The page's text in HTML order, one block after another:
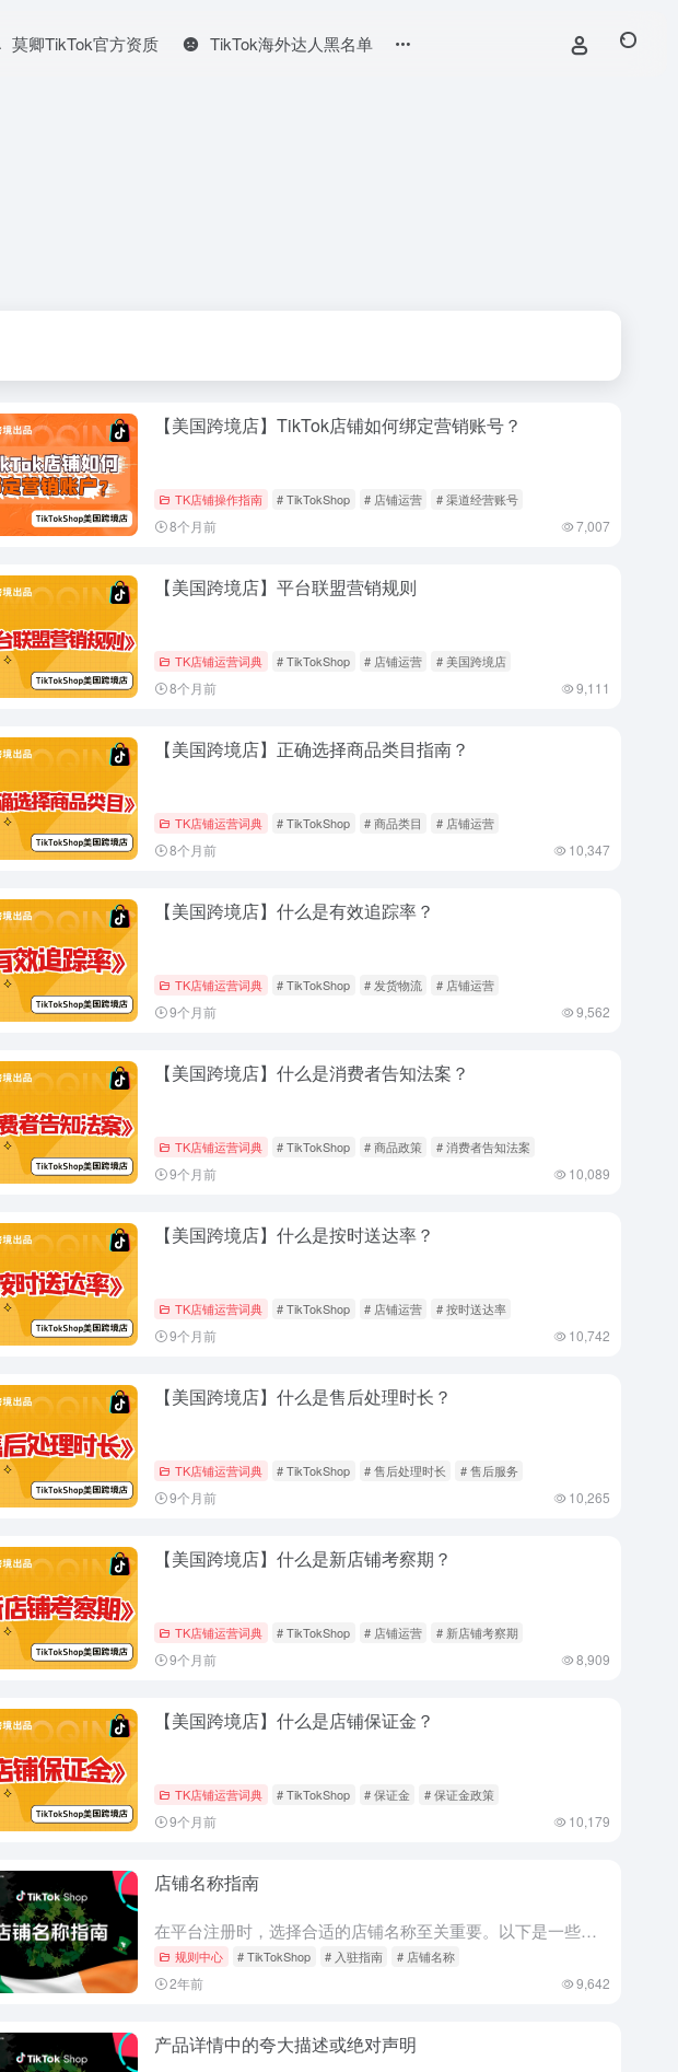
莫卿TikTok官方资质 TikTok海外达人黑名单
【美国跨境店】TikTok店铺如何绑定营销账号？
TK店铺操作指南 # TikTokShop # 店铺运营 # 渠道经营账号
8个月前 7,007
【美国跨境店】平台联盟营销规则
TK店铺运营词典 # TikTokShop # 店铺运营 # 美国跨境店
8个月前 9,111
【美国跨境店】正确选择商品类目指南？
TK店铺运营词典 # TikTokShop # 商品类目 # 店铺运营
8个月前 10,347
【美国跨境店】什么是有效追踪率？
TK店铺运营词典 # TikTokShop # 发货物流 # 店铺运营
9个月前 9,562
【美国跨境店】什么是消费者告知法案？
TK店铺运营词典 # TikTokShop # 商品政策 # 消费者告知法案
9个月前 10,089
【美国跨境店】什么是按时送达率？
TK店铺运营词典 # TikTokShop # 店铺运营 # 按时送达率
9个月前 10,742
【美国跨境店】什么是售后处理时长？
TK店铺运营词典 # TikTokShop # 售后处理时长 # 售后服务
9个月前 10,265
【美国跨境店】什么是新店铺考察期？
TK店铺运营词典 # TikTokShop # 店铺运营 # 新店铺考察期
9个月前 8,909
【美国跨境店】什么是店铺保证金？
TK店铺运营词典 # TikTokShop # 保证金 # 保证金政策
9个月前 10,179
店铺名称指南
在平台注册时，选择合适的店铺名称至关重要。以下是一些指南，遵循这些指南可以确保顺利入驻体验。 如何起一个好听的店铺名字？ 选择容易记住的名称。 确保您的店铺名称能代表您提供的产品或服务。 研究该名称...
规则中心 # TikTokShop # 入驻指南 # 店铺名称
2年前 9,642
产品详情中的夸大描述或绝对声明